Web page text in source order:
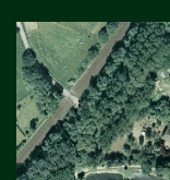
Zum
Inhalt
springen